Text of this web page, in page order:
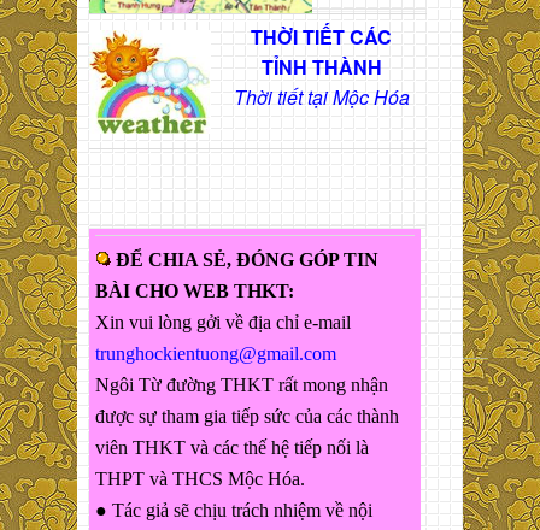
THỜI TIẾT CÁC
TỈNH THÀNH
Thời tiết tại Mộc Hóa
ĐỂ CHIA SẺ, ĐÓNG GÓP TIN
BÀI CHO WEB THKT:
Xin vui lòng gởi về địa chỉ e-mail
trunghockientuong@gmail.com
Ngôi Từ đường THKT rất mong nhận
được sự tham gia tiếp sức của các thành
viên THKT và các thế hệ tiếp nối là
THPT và THCS Mộc Hóa.
● Tác giả sẽ chịu trách nhiệm về nội